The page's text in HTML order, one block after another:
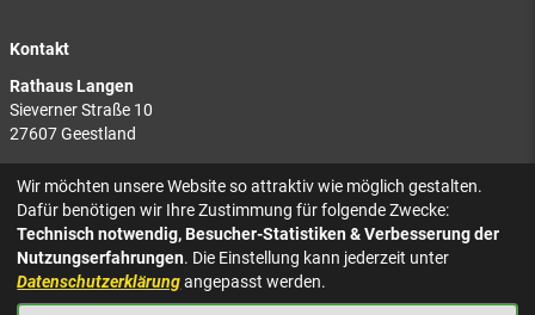
Kontakt
Rathaus Langen
Sieverner Straße 10
27607 Geestland
Rathaus Bad Bederkesa
Am Markt 8
27624 Geestland
Tel.: 04743 937-2300
Wir möchten unsere Website so attraktiv wie möglich gestalten.
Dafür benötigen wir Ihre Zustimmung für folgende Zwecke:
Technisch notwendig, Besucher-Statistiken & Verbesserung der
Nutzungserfahrungen. Die Einstellung kann jederzeit unter
Datenschutzerklärungangepasst werden.